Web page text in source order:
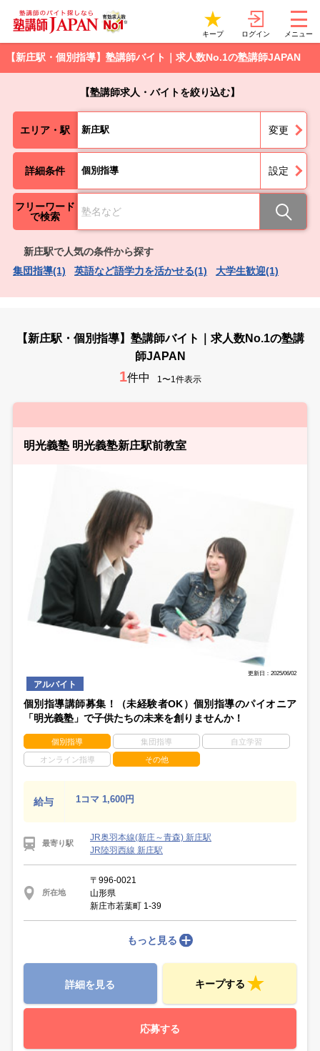
キープ ログイン メニュー
【新庄駅・個別指導】塾講師バイト｜求人数No.1の塾講師JAPAN
【塾講師求人・バイトを絞り込む】
エリア・駅 新庄駅 変更
詳細条件 個別指導 設定
フリーワード
で検索
新庄駅で人気の条件から探す
集団指導(1)
英語など語学力を活かせる(1) 大学生歓迎(1)
【新庄駅・個別指導】塾講師バイト｜求人数No.1の塾講
師JAPAN
1件中 1〜1件表示
明光義塾 明光義塾新庄駅前教室
更新日：2025/06/02
アルバイト
個別指導講師募集！（未経験者OK）個別指導のパイオニア
「明光義塾」で子供たちの未来を創りませんか！
個別指導 集団指導 自立学習
オンライン指導 その他
給与 1コマ 1,600円
最寄り駅
JR奥羽本線(新庄～青森) 新庄駅
JR陸羽西線 新庄駅
所在地
〒996-0021
山形県
新庄市若葉町 1-39
もっと見る
詳細を見る キープする
応募する